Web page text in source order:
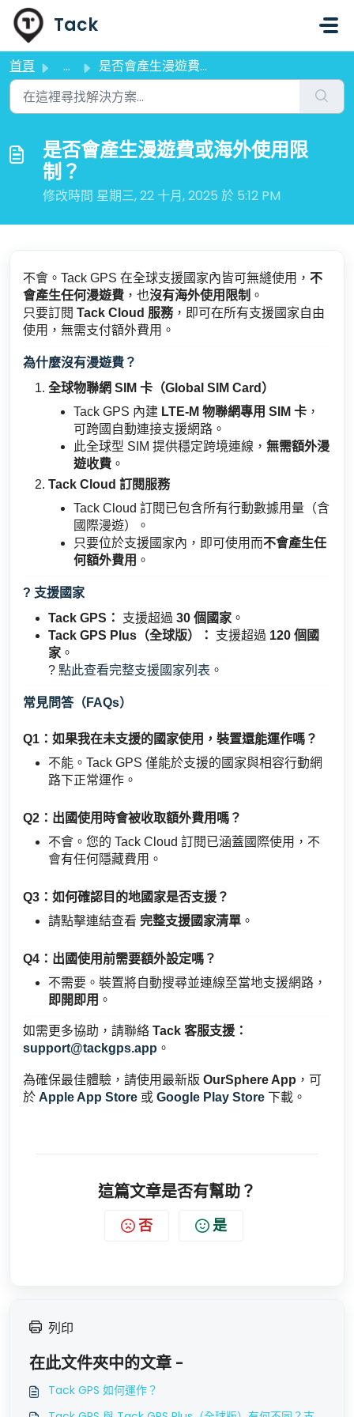
略過至主要內容
Tack
首頁 ... 是否會產生漫遊費或海外使用限制？
是否會產生漫遊費或海外使用限
制？
修改時間 星期三, 22 十月, 2025 於 5:12 PM
不會。Tack GPS 在全球支援國家內皆可無縫使用， 不
會產生任何漫遊費 ，也沒有海外使用限制 。
只要訂閱 Tack Cloud 服務，即可在所有支援國家自由
使用，無需支付額外費用。
為什麼沒有漫遊費？
全球物聯網 SIM 卡（Global SIM Card）
Tack GPS 內建 LTE-M 物聯網專用 SIM 卡 ，
可跨國自動連接支援網路。
此全球型 SIM 提供穩定跨境連線， 無需額外漫
遊收費 。
Tack Cloud 訂閱服務
Tack Cloud 訂閱已包含所有行動數據用量（含
國際漫遊）。
只要位於支援國家內，即可使用而不會產生任
何額外費用 。
? 支援國家
Tack GPS：
支援超過 30 個國家 。
Tack GPS Plus（全球版）：
支援超過 120 個國
家 。
? 點此查看完整支援國家列表。
常見問答（FAQs）
Q1：如果我在未支援的國家使用，裝置還能運作嗎？
不能。Tack GPS 僅能於支援的國家與相容行動網
路下正常運作。
Q2：出國使用時會被收取額外費用嗎？
不會。您的 Tack Cloud 訂閱已涵蓋國際使用，不
會有任何隱藏費用。
Q3：如何確認目的地國家是否支援？
請點擊連結查看 完整支援國家清單 。
Q4：出國使用前需要額外設定嗎？
不需要。裝置將自動搜尋並連線至當地支援網路，
即開即用 。
如需更多協助，請聯絡 Tack 客服支援：
support@tackgps.app 。
為確保最佳體驗，請使用最新版 OurSphere App ，可
於 Apple App Store 或 Google Play Store 下載。
這篇文章是否有幫助？
否 是
列印
在此文件夾中的文章 -
Tack GPS 如何運作？